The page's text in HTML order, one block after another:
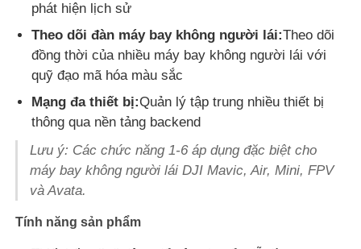
phát hiện lịch sử
Theo dõi đàn máy bay không người lái:Theo dõi
đồng thời của nhiều máy bay không người lái với
quỹ đạo mã hóa màu sắc
Mạng đa thiết bị:Quản lý tập trung nhiều thiết bị
thông qua nền tảng backend
Lưu ý: Các chức năng 1-6 áp dụng đặc biệt cho
máy bay không người lái DJI Mavic, Air, Mini, FPV
và Avata.
Tính năng sản phẩm